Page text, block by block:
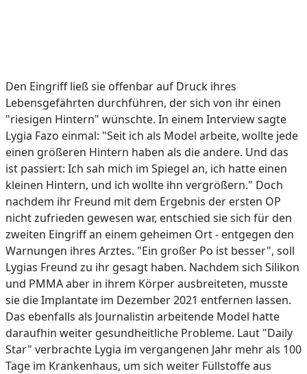
Den Eingriff ließ sie offenbar auf Druck ihres
Lebensgefährten durchführen, der sich von ihr einen
"riesigen Hintern" wünschte. In einem Interview sagte
Lygia Fazo einmal: "Seit ich als Model arbeite, wollte jede
einen größeren Hintern haben als die andere. Und das
ist passiert: Ich sah mich im Spiegel an, ich hatte einen
kleinen Hintern, und ich wollte ihn vergrößern." Doch
nachdem ihr Freund mit dem Ergebnis der ersten OP
nicht zufrieden gewesen war, entschied sie sich für den
zweiten Eingriff an einem geheimen Ort - entgegen den
Warnungen ihres Arztes. "Ein großer Po ist besser", soll
Lygias Freund zu ihr gesagt haben. Nachdem sich Silikon
und PMMA aber in ihrem Körper ausbreiteten, musste
sie die Implantate im Dezember 2021 entfernen lassen.
Das ebenfalls als Journalistin arbeitende Model hatte
daraufhin weiter gesundheitliche Probleme. Laut "Daily
Star" verbrachte Lygia im vergangenen Jahr mehr als 100
Tage im Krankenhaus, um sich weiter Füllstoffe aus